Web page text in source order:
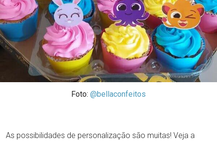
Foto: @bellaconfeitos
As possibilidades de personalização são muitas! Veja a